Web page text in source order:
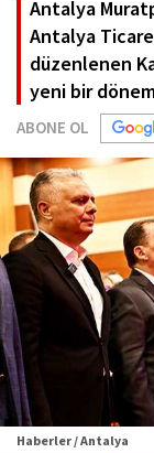
Antalya
Antalya
düzenlenen
yeni bir
ABONE OL
Haberler / Antalya